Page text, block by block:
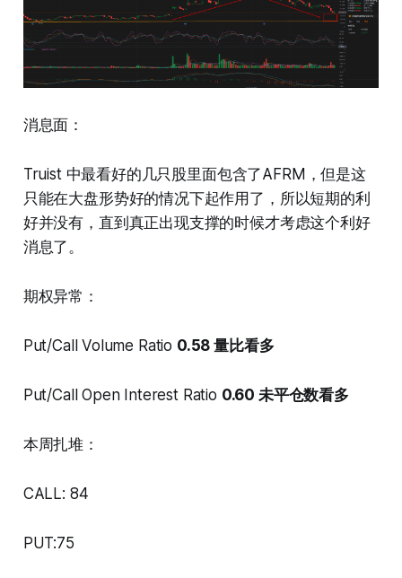
消息面：
Truist 中最看好的几只股里面包含了AFRM，但是这
只能在大盘形势好的情况下起作用了，所以短期的利
好并没有，直到真正出现支撑的时候才考虑这个利好
消息了。
期权异常：
Put/Call Volume Ratio 0.58 量比看多
Put/Call Open Interest Ratio 0.60 未平仓数看多
本周扎堆：
CALL: 84
PUT:75